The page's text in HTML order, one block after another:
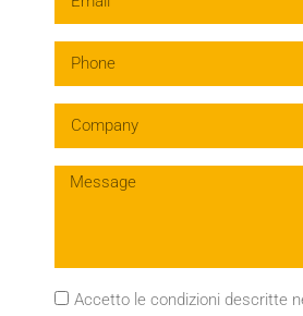
Accetto le condizioni descritte